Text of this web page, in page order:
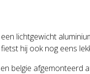
lichtgewicht
hij ook nog eens
belgie afgemonteerd